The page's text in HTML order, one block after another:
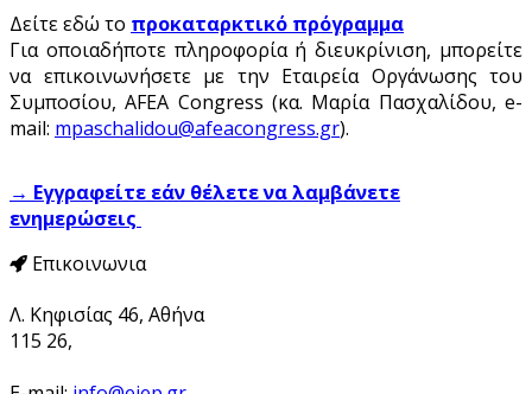
Δείτε εδώ το προκαταρκτικό πρόγραμμα
Για οποιαδήποτε πληροφορία ή διευκρίνιση, μπορείτε
να επικοινωνήσετε με την Εταιρεία Οργάνωσης του
Συμποσίου, AFEA Congress (κα. Μαρία Πασχαλίδου, e-
mail: mpaschalidou@afeacongress.gr).
→ Εγγραφείτε εάν θέλετε να λαμβάνετε
ενημερώσεις
Επικοινωνια
Λ. Κηφισίας 46, Αθήνα
115 26,